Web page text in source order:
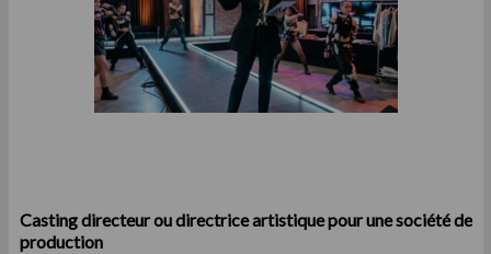
Casting directeur ou directrice artistique pour une société de
production